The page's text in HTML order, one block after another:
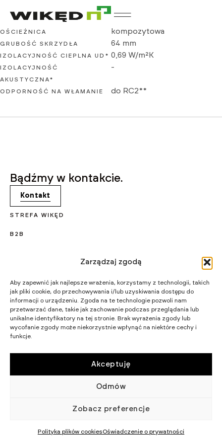
Zarządzaj zgodą
Aby zapewnić jak najlepsze wrażenia, korzystamy z technologii, takich
jak pliki cookie, do przechowywania i/lub uzyskiwania dostępu do
informacji o urządzeniu. Zgoda na te technologie pozwoli nam
przetwarzać dane, takie jak zachowanie podczas przeglądania lub
unikalne identyfikatory na tej stronie. Brak wyrażenia zgody lub
wycofanie zgody może niekorzystnie wpłynąć na niektóre cechy i
funkcje.
Akceptuję
Odmów
Zobacz preferencje
Polityka plików cookiesOświadczenie o prywatności
WIKĘD Prima (kompozytowa)
OŚCIEŻNICA kompozytowa
GRUBOŚĆ SKRZYDŁA 64 mm
IZOLACYJNOŚĆ CIEPLNA UD* 0,69 W/m²K
IZOLACYJNOŚĆ
AKUSTYCZNA*
-
ODPORNOŚĆ NA WŁAMANIE do RC2**
Bądźmy w kontakcie.
Kontakt
STREFA WIKĘD
B2B
CERTYFIKATY I PROGRAMY
STRATEGIA PODATKOWA
WIKĘD SP. Z O.O.
WIELKI LAS 19,
NIP 5882015465
PRYWATNOŚCI